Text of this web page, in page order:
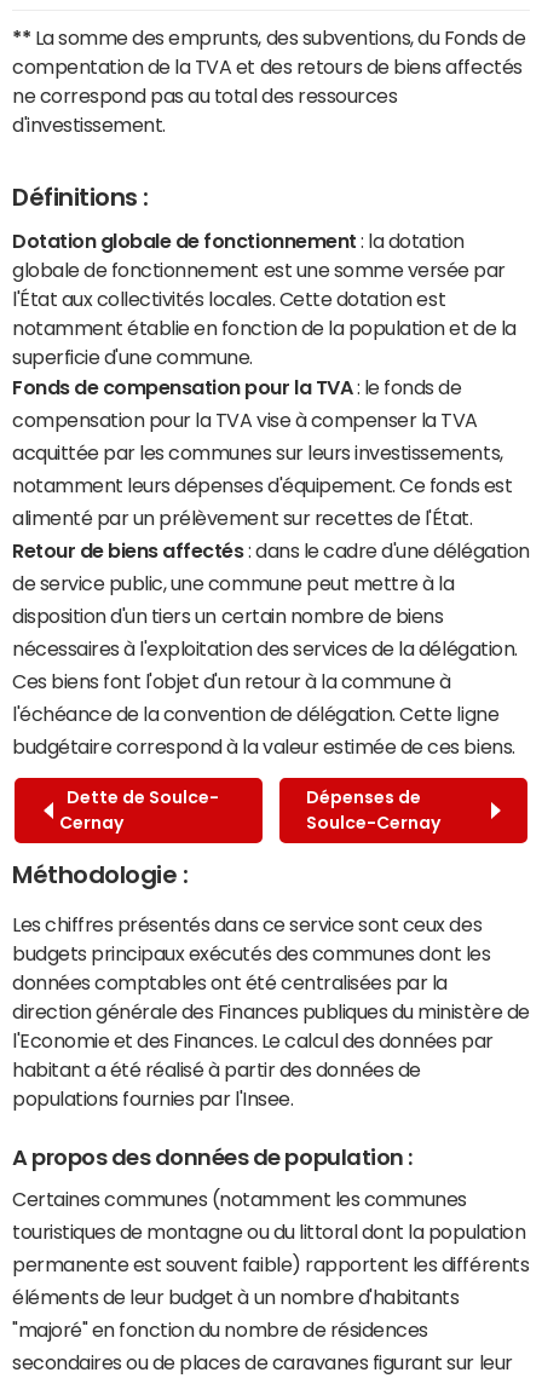
** La somme des emprunts, des subventions, du Fonds de
compentation de la TVA et des retours de biens affectés
ne correspond pas au total des ressources
d'investissement.
Définitions :
Dotation globale de fonctionnement : la dotation
globale de fonctionnement est une somme versée par
l'État aux collectivités locales. Cette dotation est
notamment établie en fonction de la population et de la
superficie d'une commune.
Fonds de compensation pour la TVA: le fonds de
compensation pour la TVA vise à compenser la TVA
acquittée par les communes sur leurs investissements,
notamment leurs dépenses d'équipement. Ce fonds est
alimenté par un prélèvement sur recettes de l'État.
Retour de biens affectés: dans le cadre d'une délégation
de service public, une commune peut mettre à la
disposition d'un tiers un certain nombre de biens
nécessaires à l'exploitation des services de la délégation.
Ces biens font l'objet d'un retour à la commune à
l'échéance de la convention de délégation. Cette ligne
budgétaire correspond à la valeur estimée de ces biens.
Dette de Soulce-
Cernay
Dépenses de
Soulce-Cernay
Méthodologie :
Les chiffres présentés dans ce service sont ceux des
budgets principaux exécutés des communes dont les
données comptables ont été centralisées par la
direction générale des Finances publiques du ministère de
l'Economie et des Finances. Le calcul des données par
habitant a été réalisé à partir des données de
populations fournies par l'Insee.
A propos des données de population :
Certaines communes (notamment les communes
touristiques de montagne ou du littoral dont la population
permanente est souvent faible) rapportent les différents
éléments de leur budget à un nombre d'habitants
"majoré" en fonction du nombre de résidences
secondaires ou de places de caravanes figurant sur leur